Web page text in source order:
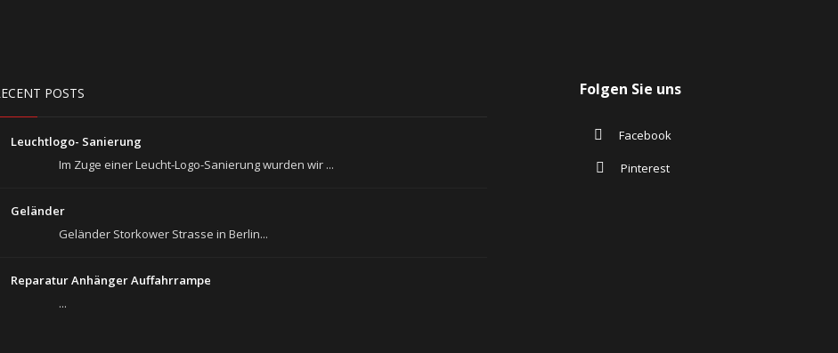
POSTS
Leuchtlogo- Sanierung
Im Zuge einer Leucht-Logo-Sanierung wurden wir ...
Geländer
Geländer Storkower Strasse in Berlin...
Reparatur Anhänger Auffahrrampe
...
Folgen Sie uns
Facebook
Pinterest